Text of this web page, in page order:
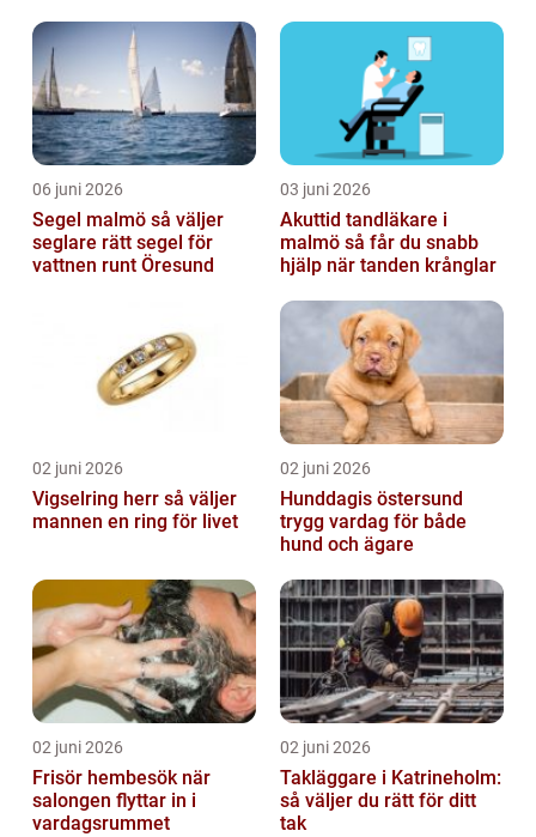
06 juni 2026
Segel malmö så väljer
seglare rätt segel för
vattnen runt Öresund
03 juni 2026
Akuttid tandläkare i
malmö så får du snabb
hjälp när tanden krånglar
02 juni 2026
Vigselring herr så väljer
mannen en ring för livet
02 juni 2026
Hunddagis östersund
trygg vardag för både
hund och ägare
02 juni 2026
Frisör hembesök när
salongen flyttar in i
vardagsrummet
02 juni 2026
Takläggare i Katrineholm:
så väljer du rätt för ditt
tak